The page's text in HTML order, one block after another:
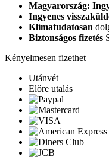
Magyarország:
Ingyenes
Klímatudatosan
Biztonságos fizetés
Kényelmesen fizethet
Utánvét
Előre utalás